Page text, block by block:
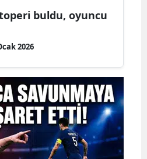
buldu, oyuncu
2026